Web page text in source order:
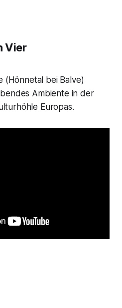
Vier
(Hönnetal bei Balve)
Ambiente in der
Europas.